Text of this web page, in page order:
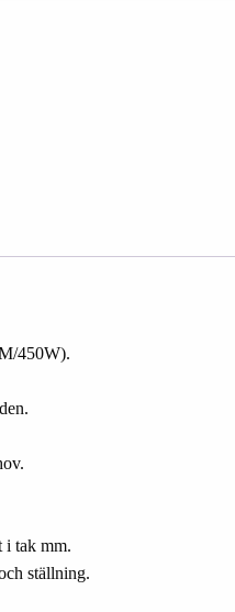
450W).
i tak mm.
ställning.